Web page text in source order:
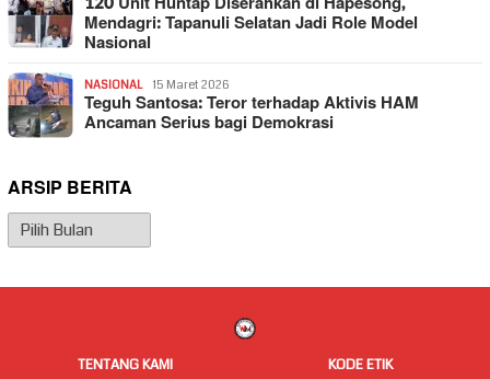
Mendagri: Tapanuli Selatan Jadi Role Model
Nasional
NASIONAL 15 Maret 2026
Teguh Santosa: Teror terhadap Aktivis HAM
Ancaman Serius bagi Demokrasi
ARSIP BERITA
Arsip
Berita
TENTANG KAMI KODE ETIK